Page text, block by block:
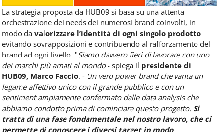
La strategia proposta da HUB09 si basa su una attenta
orchestrazione dei needs dei numerosi brand coinvolti, in
modo da valorizzare l’identità di ogni singolo prodotto
evitando sovrapposizioni e contribuendo al rafforzamento del
brand ad ogni livello. "Siamo davvero fieri di lavorare con uno
dei marchi più amati al mondo- spiega il presidente di
HUB09, Marco Faccio. - Un vero power brand che vanta un
legame affettivo unico con il grande pubblico e con un
sentiment ampiamente confermato dalle data analysis che
abbiamo condotto prima di cominciare questo progetto. Si
tratta di una fase fondamentale nel nostro lavoro, che ci
permette di conoscere i diversi target in modo